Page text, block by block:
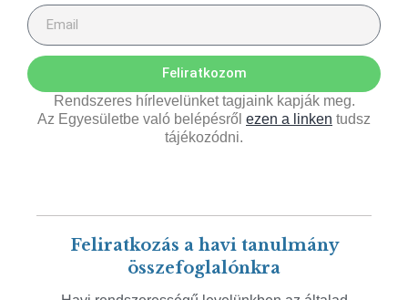
Feliratkozom
Rendszeres hírlevelünket tagjaink kapják meg.
Az Egyesületbe való belépésről ezen a linken tudsz
tájékozódni.
Feliratkozás a havi tanulmány
összefoglalónkra